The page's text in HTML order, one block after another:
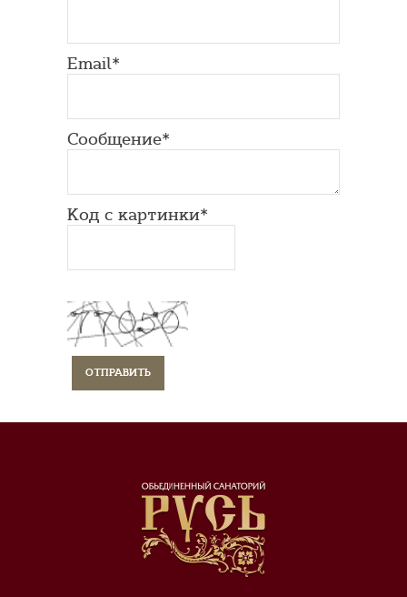
Email*
Сообщение*
Код с картинки*